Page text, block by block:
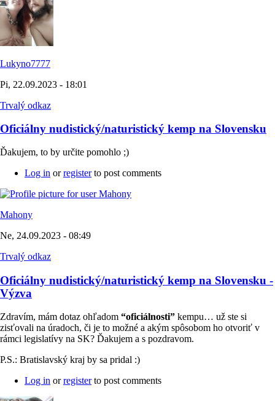
Lukyno7777
Pi, 22.09.2023 - 18:01
Trvalý odkaz
Oficiálny nudistický/naturistický kemp na Slovensku
Ďakujem, to by určite pomohlo ;)
Log in orregisterto post comments
Mahony
Ne, 24.09.2023 - 08:49
Trvalý odkaz
Oficiálny nudistický/naturistický kemp na Slovensku -
Výzva
Zdravím, mám dotaz ohľadom “oficiálnosti” kempu… už ste si
zisťovali na úradoch, či je to možné a akým spôsobom ho otvoriť v
rámci legislatívy na SK? Ďakujem a s pozdravom.
P.S.: Bratislavský kraj by sa pridal :)
Log in orregisterto post comments